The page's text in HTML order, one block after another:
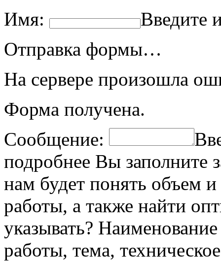
Имя:
Введите
Отправка формы…
На сервере произошла
Форма получена.
Сообщение:
подробнее Вы заполните
нам будет понять объем
работы, а также найти
указывать? Наименование
работы, тема,